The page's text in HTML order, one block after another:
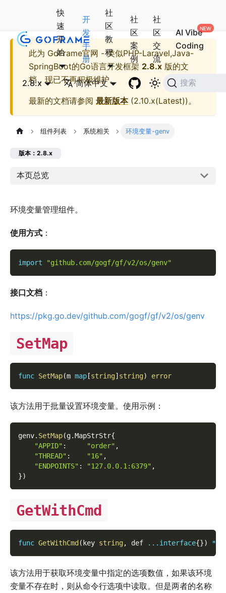
快
速
开
始
开
发
手
册
社
区
教
程
社
区
案
例
社
区
交
流
AI Vibe
Coding
2.8.x 简体中文 搜索
此为 GoFrame官网 - 类似PHP-Laravel,Java-
SpringBoot的Go语言开发框架 2.8.x 版的文
档，现已不再积极维护。
最新的文档请参阅 最新版本(2.10.x(Latest))。
组件列表 系统相关 环境变量-genv
版本：2.8.x
本页总览
环境变量管理组件。
使用方式 ：
import "github.com/gogf/gf/v2/os/genv"
接口文档 ：
https://pkg.go.dev/github.com/gogf/gf/v2/os/genv
SetMap
func SetMap(m map [string] string) error
该方法用于批量设置环境变量。使用示例：
genv. SetMap(g.MapStrStr{
"APPID" : "order" ,
"THREAD" : "16" ,
"ENDPOINTS" : "127.0.0.1:6379" ,
})
GetWithCmd
func GetWithCmd ( key string, def ... interface{}) *
该方法用于获取环境变量中指定的选项数值，如果该环境
变量不存在时，则从命令行选项中读取。但是两者的名称